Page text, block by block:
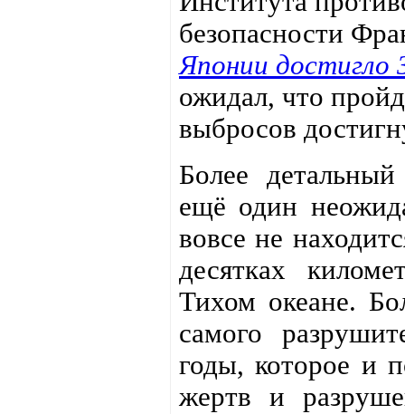
безопасности
Японии достигло
ожидал, что
выбросов
Более
ещё один
вовсе не
десятках
Тихом океане.
самого
годы, которое и
жертв и